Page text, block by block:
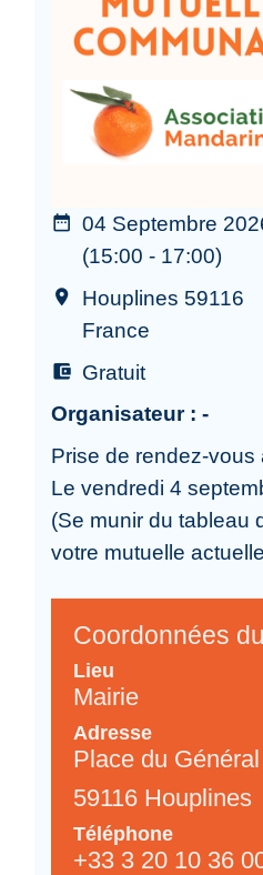
date_range 04 Septembre
(15:00 - 17:00)
room
Houplines 59116
France
account_balance_wallet Gratuit
Organisateur : -
Prise de rendez-
Le vendredi 4
(Se munir du tableau
votre mutuelle
Coordonnées
Lieu
Mairie
Adresse
Place du
59116 Houplines
Téléphone
+33 3 20 10 36